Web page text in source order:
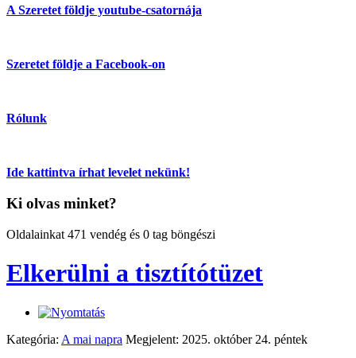
A Szeretet földje youtube-csatornája
Szeretet földje a Facebook-on
Rólunk
Ide kattintva írhat levelet nekünk!
Ki olvas minket?
Oldalainkat 471 vendég és 0 tag böngészi
Elkerülni a tisztítótüzet
Kategória: A mai napra Megjelent: 2025. október 24. péntek